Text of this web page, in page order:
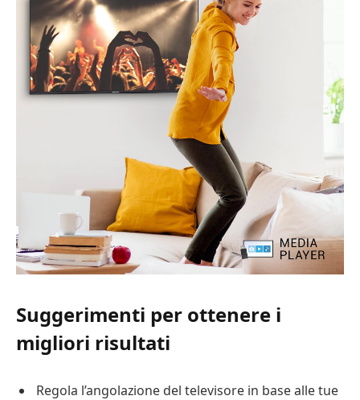
Suggerimenti per ottenere i
migliori risultati
Regola l’angolazione del televisore in base alle tue